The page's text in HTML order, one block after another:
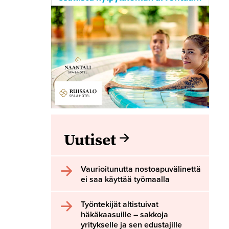
Uutiset
Vaurioitunutta nostoapuvälinettä
ei saa käyttää työmaalla
Työntekijät altistuivat
häkäkaasuille – sakkoja
yritykselle ja sen edustajille